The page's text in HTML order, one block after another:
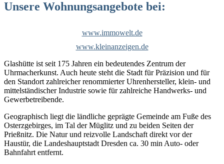
Unsere Wohnungsangebote bei:
www.immowelt.de
www.kleinanzeigen.de
Glashütte ist seit 175 Jahren ein bedeutendes Zentrum der
Uhrmacherkunst. Auch heute steht die Stadt für Präzision und für
den Standort zahlreicher renommierter Uhrenhersteller, klein- und
mittelständischer Industrie sowie für zahlreiche Handwerks- und
Gewerbetreibende.
Geographisch liegt die ländliche geprägte Gemeinde am Fuße des
Osterzgebirges, im Tal der Müglitz und zu beiden Seiten der
Prießnitz. Die Natur und reizvolle Landschaft direkt vor der
Haustür, die Landeshauptstadt Dresden ca. 30 min Auto- oder
Bahnfahrt entfernt.